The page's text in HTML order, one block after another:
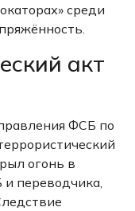
среди
акт
ФСБ по
огонь в
переводчика,